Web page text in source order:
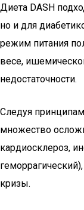
Диета DASH
но и для
режим питания
весе,
недостаточности.
Следуя
множество
кардиосклероз,
кризы.